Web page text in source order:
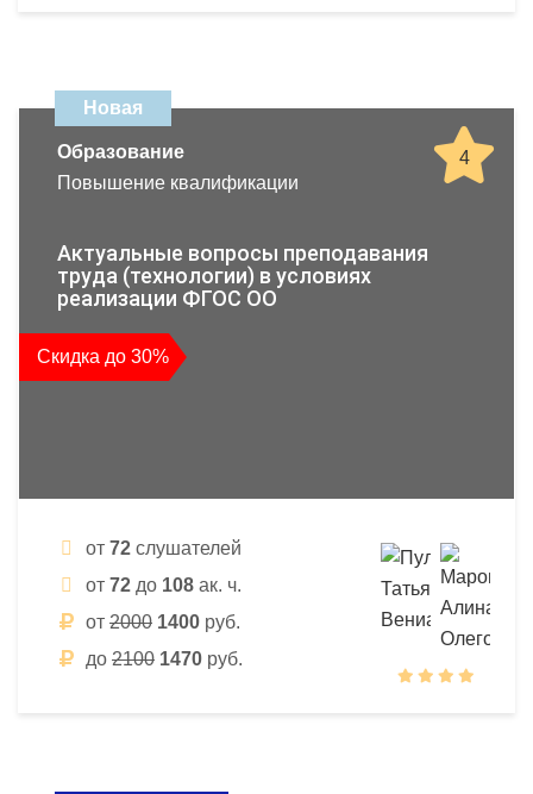
Новая
4
Образование
Повышение квалификации
Актуальные вопросы преподавания
труда (технологии) в условиях
реализации ФГОС ОО
Скидка до 30%
от 72 слушателей
от 72 до 108 ак. ч.
от 2000 1400 руб.
до 2100 1470 руб.